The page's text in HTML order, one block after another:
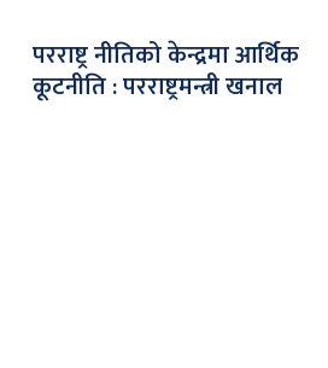
परराष्ट्र नीतिको केन्द्रमा आर्थिक
कूटनीति : परराष्ट्रमन्त्री खनाल